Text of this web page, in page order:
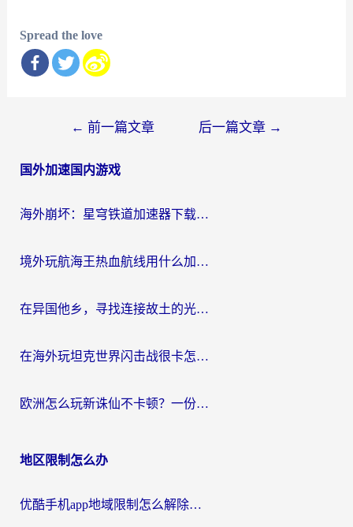
Spread the love
导
← 前一篇文章 后一篇文章 →
国外加速国内游戏
海外崩坏：星穹铁道加速器下载安装：一份给游子的终极网络指南
境外玩航海王热血航线用什么加速器？2026海外玩家实测最优方案（附欧洲问道堡垒前线加速技巧）
在异国他乡，寻找连接故土的光明大陆免费加速器
在海外玩坦克世界闪击战很卡怎么办？老玩家亲测有效的加速器选择指南
欧洲怎么玩新诛仙不卡顿？一份给海外游子的国服游戏畅玩指南
地区限制怎么办
优酷手机app地域限制怎么解除？海外党亲测有效的追剧方案